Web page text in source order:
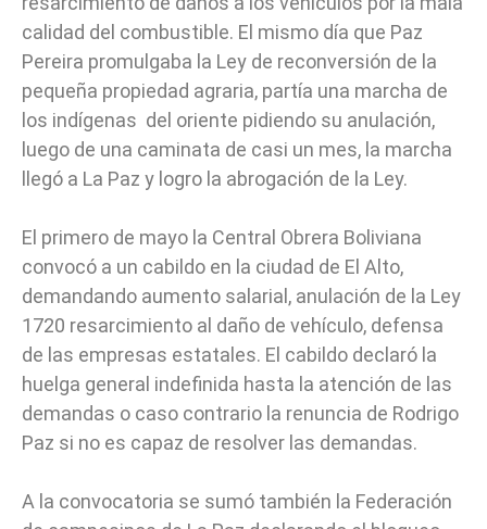
calidad del combustible. El mismo día que Paz
Pereira promulgaba la Ley de reconversión de la
pequeña propiedad agraria, partía una marcha de
los indígenas del oriente pidiendo su anulación,
luego de una caminata de casi un mes, la marcha
llegó a La Paz y logro la abrogación de la Ley.
El primero de mayo la Central Obrera Boliviana
convocó a un cabildo en la ciudad de El Alto,
demandando aumento salarial, anulación de la Ley
1720 resarcimiento al daño de vehículo, defensa
de las empresas estatales. El cabildo declaró la
huelga general indefinida hasta la atención de las
demandas o caso contrario la renuncia de Rodrigo
Paz si no es capaz de resolver las demandas.
A la convocatoria se sumó también la Federación